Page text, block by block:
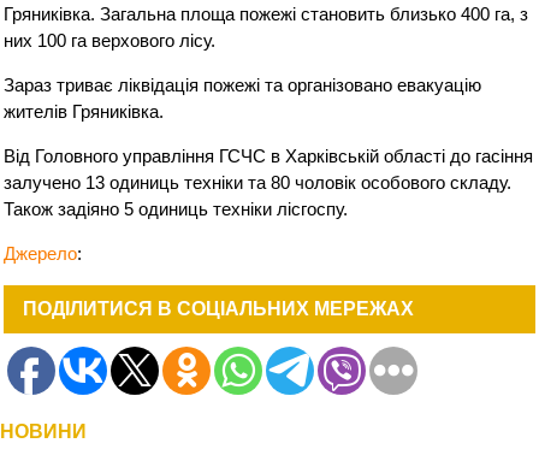
Гряниківка. Загальна площа пожежі становить близько 400 га, з
них 100 га верхового лісу.
Зараз триває ліквідація пожежі та організовано евакуацію
жителів Гряниківка.
Від Головного управління ГСЧС в Харківській області до гасіння
залучено 13 одиниць техніки та 80 чоловік особового складу.
Також задіяно 5 одиниць техніки лісгоспу.
Джерело:
ПОДІЛИТИСЯ В СОЦІАЛЬНИХ МЕРЕЖАХ
НОВИНИ